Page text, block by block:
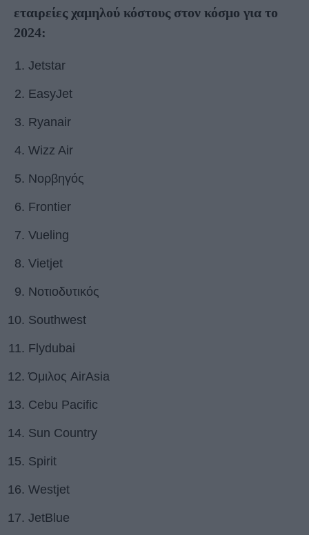
εταιρείες χαμηλού κόστους στον κόσμο για το
2024:
Jetstar
EasyJet
Ryanair
Wizz Air
Νορβηγός
Frontier
Vueling
Vietjet
Νοτιοδυτικός
Southwest
Flydubai
Όμιλος AirAsia
Cebu Pacific
Sun Country
Spirit
Westjet
JetBlue